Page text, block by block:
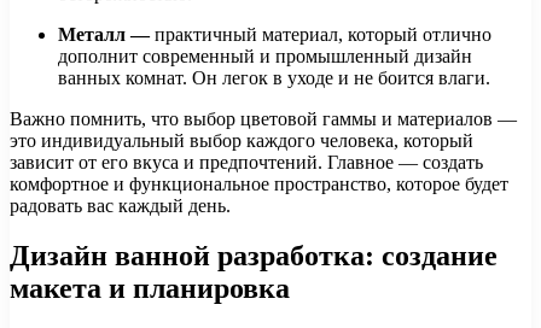
Металл —практичный материал, который отлично
дополнит современный и промышленный дизайн
ванных комнат. Он легок в уходе и не боится влаги.
Важно помнить, что выбор цветовой гаммы и материалов —
это индивидуальный выбор каждого человека, который
зависит от его вкуса и предпочтений. Главное — создать
комфортное и функциональное пространство, которое будет
радовать вас каждый день.
Дизайн ванной разработка: создание
макета и планировка